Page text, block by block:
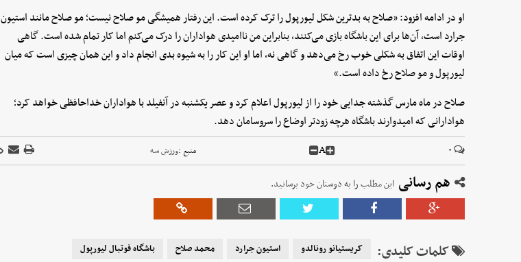
او در ادامه افزود: «صلاح به بدترین شکل لیورپول را ترک کرده است. این رفتار همیشگی مو صلاح نیست؛ مو صلاح مانند استیون
جرارد است، آن‌ها برای این باشگاه بازی می‌کنند، بنابراین من ناامیدی هواداران را درک می‌کنم اما کار تمام شده است. گاهی
اوقات این اتفاق به شکلی خوب رخ می‌دهد و گاهی نه، اما او این کار را به شیوه بدی انجام داد و این همان چیزی است که میان
لیورپول و مو صلاح رخ داده است.»
صلاح در ماه مارس گذشته جدایی خود را از لیورپول اعلام کرد و عصر یکشنبه در آنفیلد با هواداران خداحافظی خواهد کرد؛
هوادارانی که امیدوارند باشگاه هرچه زودتر اوضاع را سروسامان دهد.
۰ A منبع :ورزش سه
هم رسانی این مطلب را به دوستان خود برسانید.
کلمات کلیدی: کریستیانو رونالدو استیون جرارد محمد صلاح باشگاه فوتبال لیورپول